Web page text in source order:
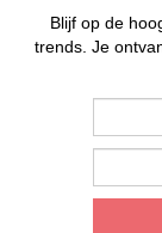
Blijf op de
trends. Je